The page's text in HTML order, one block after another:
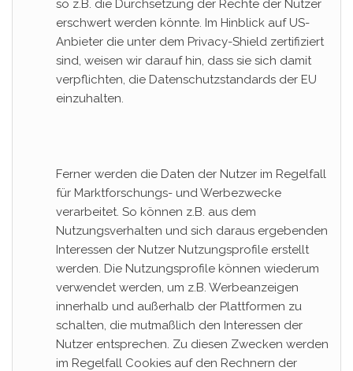
so z.B. die Durchsetzung der Rechte der Nutzer
erschwert werden könnte. Im Hinblick auf US-
Anbieter die unter dem Privacy-Shield zertifiziert
sind, weisen wir darauf hin, dass sie sich damit
verpflichten, die Datenschutzstandards der EU
einzuhalten.
Ferner werden die Daten der Nutzer im Regelfall
für Marktforschungs- und Werbezwecke
verarbeitet. So können z.B. aus dem
Nutzungsverhalten und sich daraus ergebenden
Interessen der Nutzer Nutzungsprofile erstellt
werden. Die Nutzungsprofile können wiederum
verwendet werden, um z.B. Werbeanzeigen
innerhalb und außerhalb der Plattformen zu
schalten, die mutmaßlich den Interessen der
Nutzer entsprechen. Zu diesen Zwecken werden
im Regelfall Cookies auf den Rechnern der